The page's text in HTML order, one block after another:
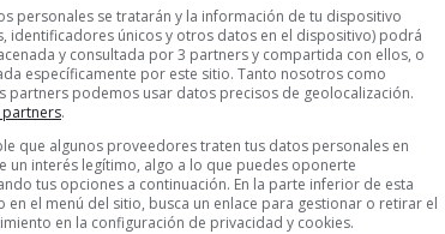
personales se tratarán y la información de tu dispositivo
identificadores únicos y otros datos en el dispositivo) podrá
y consultada por 3 partners y compartida con ellos, o
específicamente por este sitio. Tanto nosotros como
partners podemos usar datos precisos de geolocalización.
partners.
que algunos proveedores traten tus datos personales en
un interés legítimo, algo a lo que puedes oponerte
tus opciones a continuación. En la parte inferior de esta
en el menú del sitio, busca un enlace para gestionar o retirar el
en la configuración de privacidad y cookies.